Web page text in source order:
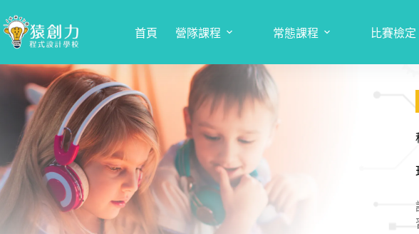
至
內
首頁 營隊課程 常態課程 比賽檢定